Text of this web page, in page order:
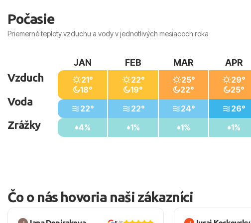
Počasie
Priemerné teploty vzduchu a vody v jednotlivých mesiacoch roka
Vzduch
Voda
Zrážky
JAN
21°
18°
22°
4%
FEB
22°
19°
22°
1%
MAR
25°
22°
24°
1%
APR
29°
25°
26°
1%
Čo o nás hovoria naši zákazníci